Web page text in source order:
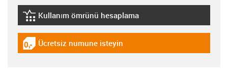
igus-icon-lebensdauerrechner
Kullanım ömrünü hesaplama
igus-icon-gratismuster
Ücretsiz numune isteyin